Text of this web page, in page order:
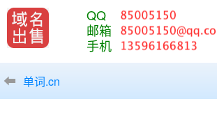
QQ
邮箱
手机
单词.cn